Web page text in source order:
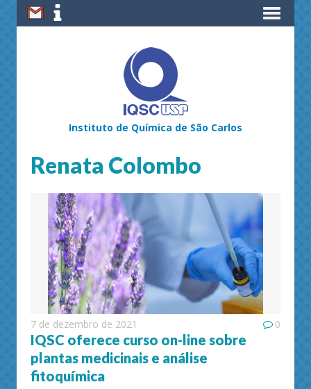
Instituto de Química de São Carlos
Renata Colombo
7 de dezembro de 2021 0
IQSC oferece curso on-line sobre
plantas medicinais e análise
fitoquímica